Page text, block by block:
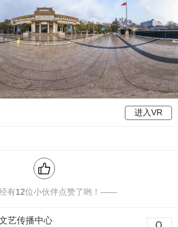
进入VR
有12位小伙伴点赞了哟！——
艺传播中心